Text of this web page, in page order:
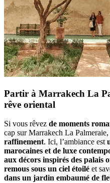
Partir à Marrakech La
rêve oriental
Si vous rêvez de moments
cap sur Marrakech La Palmeraie,
raffinement. Ici, l’ambiance est
marocaines et de luxe
aux décors inspirés des palais
remous sous un ciel étoilé et
dans un jardin embaumé de